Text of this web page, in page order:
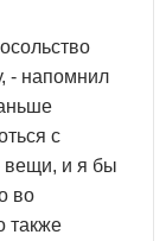
- напомнил
с
вещи, и я бы
во
также